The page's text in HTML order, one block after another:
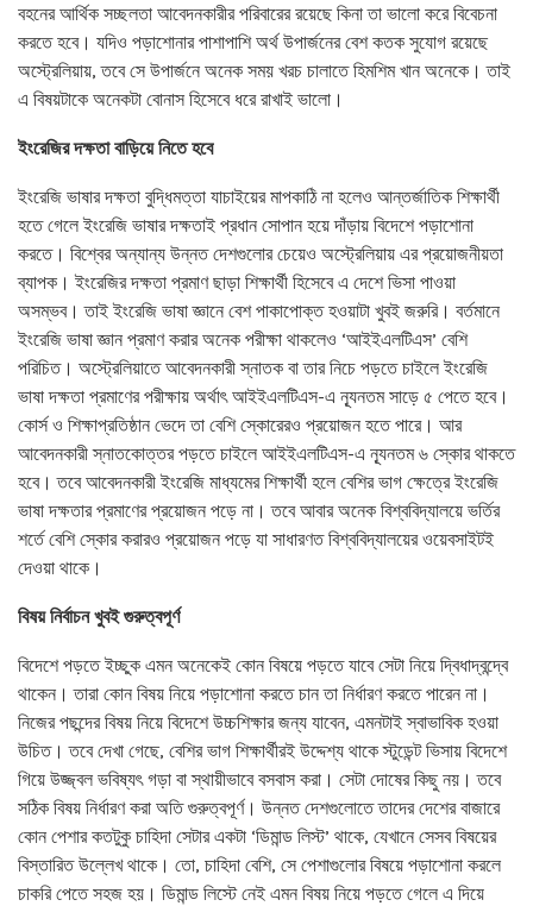
বহনের আর্থিক সচ্ছলতা আবেদনকারীর পরিবারের রয়েছে কিনা তা ভালো করে বিবেচনা
করতে হবে। যদিও পড়াশোনার পাশাপাশি অর্থ উপার্জনের বেশ কতক সুযোগ রয়েছে
অস্ট্রেলিয়ায়, তবে সে উপার্জনে অনেক সময় খরচ চালাতে হিমশিম খান অনেকে। তাই
এ বিষয়টাকে অনেকটা বোনাস হিসেবে ধরে রাখাই ভালো।
ইংরেজির দক্ষতা বাড়িয়ে নিতে হবে
ইংরেজি ভাষার দক্ষতা বুদ্ধিমত্তা যাচাইয়ের মাপকাঠি না হলেও আন্তর্জাতিক শিক্ষার্থী
হতে গেলে ইংরেজি ভাষার দক্ষতাই প্রধান সোপান হয়ে দাঁড়ায় বিদেশে পড়াশোনা
করতে। বিশ্বের অন্যান্য উন্নত দেশগুলোর চেয়েও অস্ট্রেলিয়ায় এর প্রয়োজনীয়তা
ব্যাপক। ইংরেজির দক্ষতা প্রমাণ ছাড়া শিক্ষার্থী হিসেবে এ দেশে ভিসা পাওয়া
অসম্ভব। তাই ইংরেজি ভাষা জ্ঞানে বেশ পাকাপোক্ত হওয়াটা খুবই জরুরি। বর্তমানে
ইংরেজি ভাষা জ্ঞান প্রমাণ করার অনেক পরীক্ষা থাকলেও ‘আইইএলটিএস’ বেশি
পরিচিত। অস্ট্রেলিয়াতে আবেদনকারী স্নাতক বা তার নিচে পড়তে চাইলে ইংরেজি
ভাষা দক্ষতা প্রমাণের পরীক্ষায় অর্থাৎ আইইএলটিএস-এ ন্যূনতম সাড়ে ৫ পেতে হবে।
কোর্স ও শিক্ষাপ্রতিষ্ঠান ভেদে তা বেশি স্কোরেরও প্রয়োজন হতে পারে। আর
আবেদনকারী স্নাতকোত্তর পড়তে চাইলে আইইএলটিএস-এ ন্যূনতম ৬ স্কোর থাকতে
হবে। তবে আবেদনকারী ইংরেজি মাধ্যমের শিক্ষার্থী হলে বেশির ভাগ ক্ষেত্রে ইংরেজি
ভাষা দক্ষতার প্রমাণের প্রয়োজন পড়ে না। তবে আবার অনেক বিশ্ববিদ্যালয়ে ভর্তির
শর্তে বেশি স্কোর করারও প্রয়োজন পড়ে যা সাধারণত বিশ্ববিদ্যালয়ের ওয়েবসাইটই
দেওয়া থাকে।
বিষয় নির্বাচন খুবই গুরুত্বপূর্ণ
বিদেশে পড়তে ইচ্ছুক এমন অনেকেই কোন বিষয়ে পড়তে যাবে সেটা নিয়ে দ্বিধাদ্বন্দ্বে
থাকেন। তারা কোন বিষয় নিয়ে পড়াশোনা করতে চান তা নির্ধারণ করতে পারেন না।
নিজের পছন্দের বিষয় নিয়ে বিদেশে উচ্চশিক্ষার জন্য যাবেন, এমনটাই স্বাভাবিক হওয়া
উচিত। তবে দেখা গেছে, বেশির ভাগ শিক্ষার্থীরই উদ্দেশ্য থাকে স্টুডেন্ট ভিসায় বিদেশে
গিয়ে উজ্জ্বল ভবিষ্যৎ গড়া বা স্থায়ীভাবে বসবাস করা। সেটা দোষের কিছু নয়। তবে
সঠিক বিষয় নির্ধারণ করা অতি গুরুত্বপূর্ণ। উন্নত দেশগুলোতে তাদের দেশের বাজারে
কোন পেশার কতটুকু চাহিদা সেটার একটা ‘ডিমান্ড লিস্ট’ থাকে, যেখানে সেসব বিষয়ের
বিস্তারিত উল্লেখ থাকে। তো, চাহিদা বেশি, সে পেশাগুলোর বিষয়ে পড়াশোনা করলে
চাকরি পেতে সহজ হয়। ডিমান্ড লিস্টে নেই এমন বিষয় নিয়ে পড়তে গেলে এ দিয়ে